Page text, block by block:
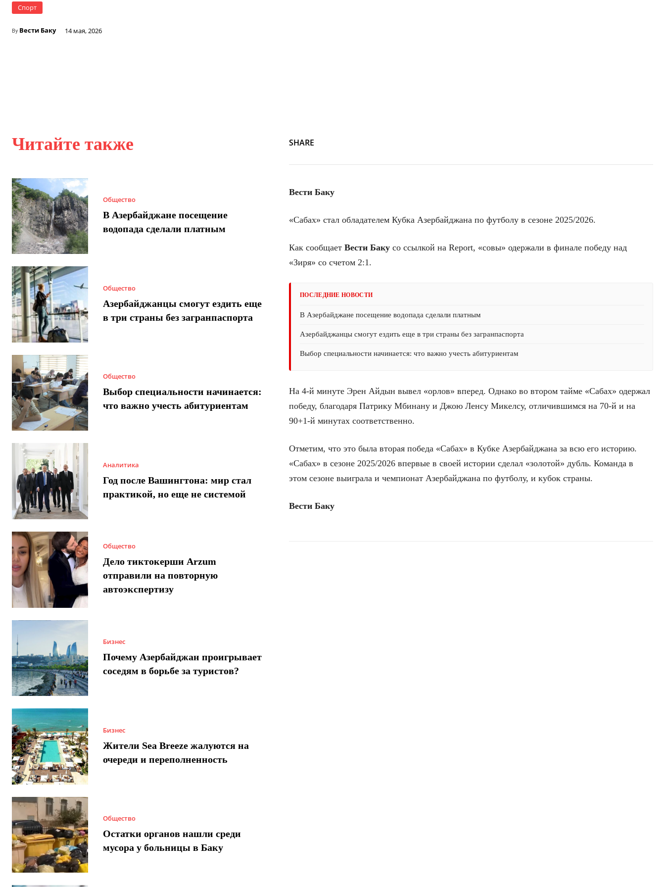
Спорт
By Вести Баку 14 мая, 2026
Читайте также
Общество
В Азербайджане посещение
водопада сделали платным
Общество
Азербайджанцы смогут ездить еще
в три страны без загранпаспорта
Общество
Выбор специальности начинается:
что важно учесть абитуриентам
Аналитика
Год после Вашингтона: мир стал
практикой, но еще не системой
Общество
Дело тиктокерши Arzum
отправили на повторную
автоэкспертизу
Бизнес
Почему Азербайджан проигрывает
соседям в борьбе за туристов?
Бизнес
Жители Sea Breeze жалуются на
очереди и переполненность
Общество
Остатки органов нашли среди
мусора у больницы в Баку
SHARE
Вести Баку
«Сабах» стал обладателем Кубка Азербайджана по футболу в сезоне 2025/2026.
Как сообщает Вести Баку со ссылкой на Report, «совы» одержали в финале победу над
«Зиря» со счетом 2:1.
ПОСЛЕДНИЕ НОВОСТИ
В Азербайджане посещение водопада сделали платным
Азербайджанцы смогут ездить еще в три страны без загранпаспорта
Выбор специальности начинается: что важно учесть абитуриентам
На 4-й минуте Эрен Айдын вывел «орлов» вперед. Однако во втором тайме «Сабах» одержал
победу, благодаря Патрику Мбинану и Джою Ленсу Микелсу, отличившимся на 70-й и на
90+1-й минутах соответственно.
Отметим, что это была вторая победа «Сабах» в Кубке Азербайджана за всю его историю.
«Сабах» в сезоне 2025/2026 впервые в своей истории сделал «золотой» дубль. Команда в
этом сезоне выиграла и чемпионат Азербайджана по футболу, и кубок страны.
Вести Баку